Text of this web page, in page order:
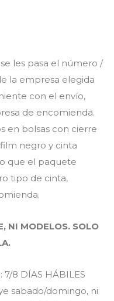
les pasa el número /
la empresa elegida
con el envío,
de encomienda.
en bolsas con cierre
negro y cinta
que el paquete
tipo de cinta,
NI MODELOS. SOLO
8 DÍAS HÁBILES
sabado/domingo, ni